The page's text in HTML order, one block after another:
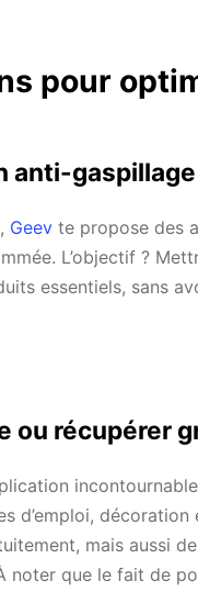
pour
anti-gaspillage
Geev te propose des
L’objectif ?
essentiels, sans
ou récupérer
d’emploi,
mais aussi
noter que le fait de